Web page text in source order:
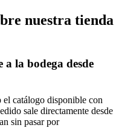
nuestra tienda
la bodega desde
el catálogo disponible con
sale directamente desde
sin pasar por